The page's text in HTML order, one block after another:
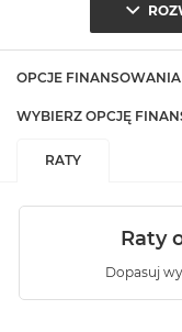
OPCJE FINANSOWANIA
WYBIERZ OPCJĘ
RATY
Raty
Dopasuj